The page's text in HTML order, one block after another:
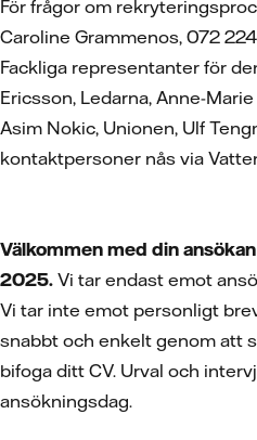
För frågor om
Caroline Grammenos, 072
Fackliga representanter för
Ericsson, Ledarna, Anne-
Asim Nokic, Unionen, Ulf
kontaktpersoner nås via
Välkommen med din
2025. Vi tar endast emot
Vi tar inte emot personligt
snabbt och enkelt genom att
bifoga ditt CV. Urval och
ansökningsdag.